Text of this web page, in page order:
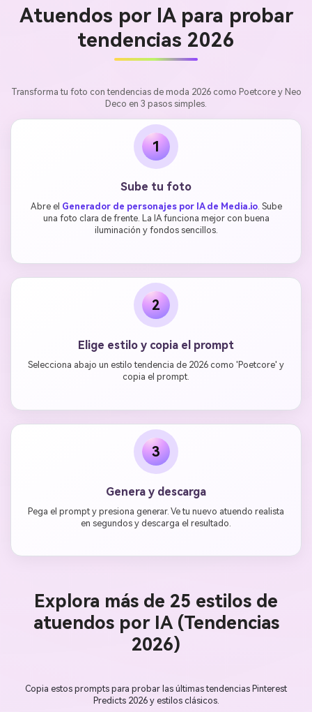
Atuendos por IA para probar
tendencias 2026
Transforma tu foto con tendencias de moda 2026 como Poetcore y Neo
Deco en 3 pasos simples.
1
Sube tu foto
Abre el Generador de personajes por IA de Media.io. Sube
una foto clara de frente. La IA funciona mejor con buena
iluminación y fondos sencillos.
2
Elige estilo y copia el prompt
Selecciona abajo un estilo tendencia de 2026 como 'Poetcore' y
copia el prompt.
3
Genera y descarga
Pega el prompt y presiona generar. Ve tu nuevo atuendo realista
en segundos y descarga el resultado.
Explora más de 25 estilos de
atuendos por IA (Tendencias
2026)
Copia estos prompts para probar las últimas tendencias Pinterest
Predicts 2026 y estilos clásicos.